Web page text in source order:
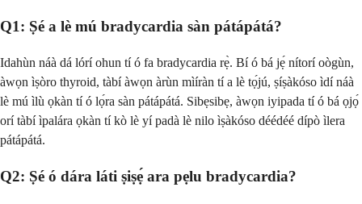
Q1: Ṣé a lè mú bradycardia sàn pátápátá?
Idahùn náà dá lórí ohun tí ó fa bradycardia rẹ̀. Bí ó bá jẹ́ nítorí oògùn,
àwọn ìṣòro thyroid, tàbí àwọn àrùn mìíràn tí a lè tọ́jú, ṣíṣàkóso ìdí náà
lè mú ìlù ọkàn tí ó lọ́ra sàn pátápátá. Sibẹsibẹ, àwọn iyipada tí ó bá ọjọ́
orí tàbí ìpalára ọkàn tí kò lè yí padà lè nilo ìṣàkóso déédéé dípò ìlera
pátápátá.
Q2: Ṣé ó dára láti ṣiṣẹ́ ara pẹlu bradycardia?